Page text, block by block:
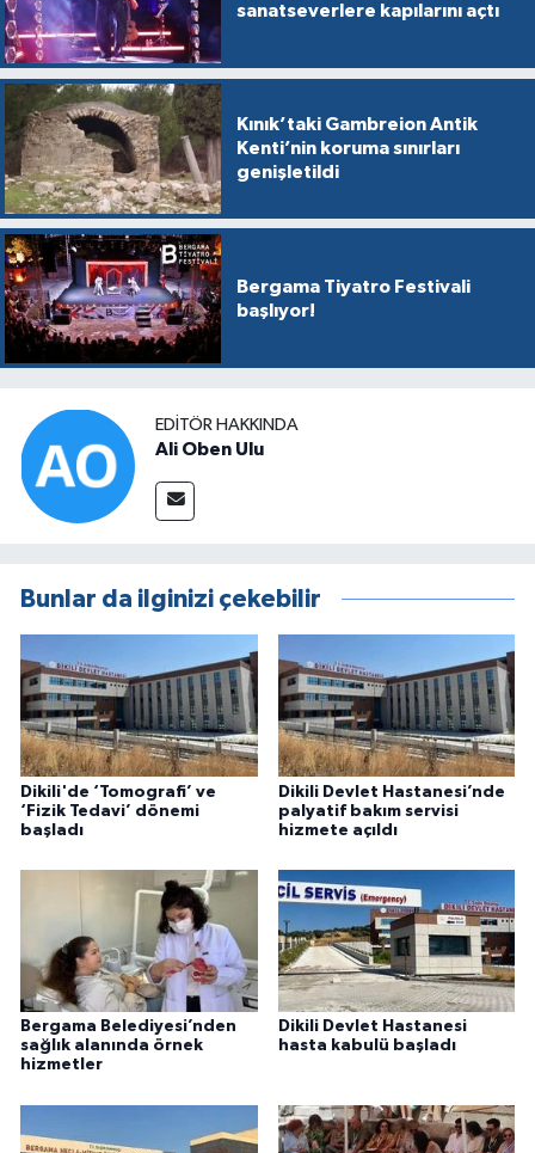
sanatseverlere kapılarını açtı
Kınık’taki Gambreion Antik
Kenti’nin koruma sınırları
genişletildi
Bergama Tiyatro Festivali
başlıyor!
EDITÖR HAKKINDA
Ali Oben Ulu
Bunlar da ilginizi çekebilir
Dikili'de ‘Tomografi’ ve
‘Fizik Tedavi’ dönemi
başladı
Dikili Devlet Hastanesi’nde
palyatif bakım servisi
hizmete açıldı
Bergama Belediyesi’nden
sağlık alanında örnek
hizmetler
Dikili Devlet Hastanesi
hasta kabulü başladı